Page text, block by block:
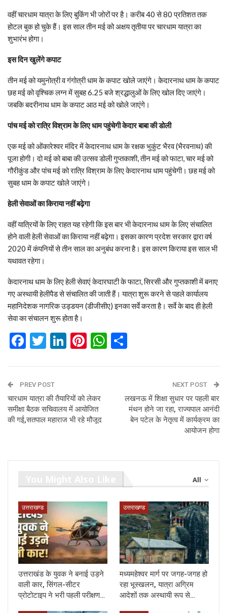
वहीं चारधाम यात्रा के लिए बुकिंग भी जोरों पर है। करीब 40 से 80 प्रतिशत तक
होटल बुक हो चुके हैं। इस साल तीन मई को अक्षय तृतीया पर चारधाम यात्रा का
शुभारंभ होगा।
इस दिन खुलेंगे कपाट
तीन मई को यमुनोत्री व गंगोत्री धाम के कपाट खोले जाएंगे। केदारनाथ धाम के कपाट
छह मई को वृश्चिक लग्न में सुबह 6.25 बजे श्रद्धालुओं के लिए खोल दिए जाएंगे।
जबकि बदरीनाथ धाम के कपाट आठ मई को खोले जाएंगे।
पांच मई को रात्रि विश्राम के लिए धाम पहुंचेगी केदार बाबा की डोली
एक मई को ओंकारेश्वर मंदिर में केदारनाथ धाम के रक्षक भुकुंट भैरव (भैरवनाथ) की
पूजा होगी। दो मई को बाबा की उत्सव डोली गुप्तकाशी, तीन मई को फाटा, चार मई को
गौरीकुंड और पांच मई को रात्रि विश्राम के लिए केदारनाथ धाम पहुंचेगी। छह मई को
सुबह धाम के कपाट खोले जाएंगे।
हेली सेवाओं का किराया नहीं बढ़ेगा
वहीं यात्रियों के लिए राहत यह रहेगी कि इस बार भी केदारनाथ धाम के लिए संचालित
होने वाली हेली सेवाओं का किराया नहीं बढ़ेगा। इसका कारण प्रदेश सरकार द्वारा वर्ष
2020 में कंपनियों से तीन साल का अनुबंध करना है। इस कारण किराया इस साल भी
यथावत रहेगा।
केदारनाथ धाम के लिए हेली सेवाएं केदारघाटी के फाटा, सिरसी और गुप्तकाशी में बनाए
गए अस्थायी हेलीपैड से संचालित की जाती हैं। यात्रा शुरू करने से पहले कार्यालय
महानिदेशक नागरिक उड्डयन (डीजीसीए) इनका सर्वे करता है। सर्वे के बाद ही हेली
सेवा का संचालन शुरू होता है।
Facebook
Twitter
LinkedIn
Pinterest
WhatsApp
PREV POST
चारधाम यात्रा की तैयारियों को लेकर
समीक्षा बैठक सचिवालय में आयोजित
की गई,सतपाल महाराज भी रहे मौजूद
NEXT POST
लखनऊ में शिक्षा सुधार पर पहली बार
मंथन होने जा रहा, राज्‍यपाल आनंदी
बेन पटेल के नेतृत्‍व में कार्यक्रम का
आयोजन होगा
All
उत्तराखण्ड
उत्तराखंड के युवक ने बनाई उड़ने
वाली कार, सिंगल-सीटर
प्रोटोटाइप ने भरी पहली परीक्षण…
उत्तराखण्ड
मध्यमहेश्वर मार्ग पर जगह-जगह हो
रहा भूस्खलन, यात्रा अग्रिम
आदेशों तक अस्थायी रूप से…